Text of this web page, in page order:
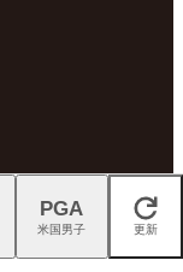
閉じる
PGA
米国男子 更新